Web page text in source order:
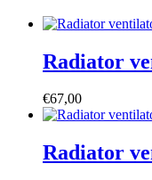
Radiator
€67,00
Radiator